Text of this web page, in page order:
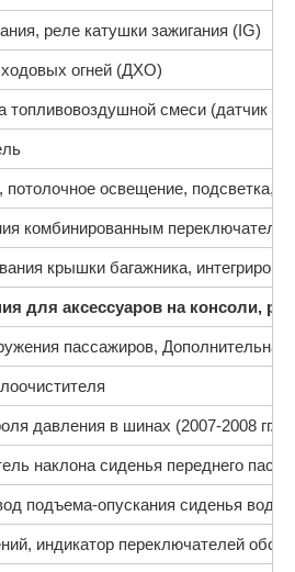
реле катушки зажигания (IG)
огней (ДХО)
топливовоздушной смеси (датчик
освещение, подсветка,
комбинированным
крышки багажника,
для аксессуаров на консоли,
пассажиров,
давления в шинах (2007-2008 гг.)
наклона сиденья переднего
подъема-опускания сиденья
индикатор переключателей